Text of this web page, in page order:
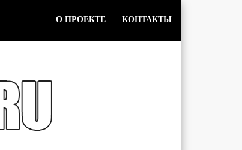
О ПРОЕКТЕ КОНТАКТЫ